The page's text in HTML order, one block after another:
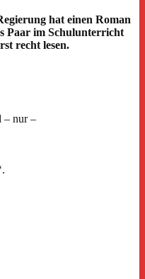
hat einen Roman
Paar im Schulunterricht
recht lesen.
– nur –